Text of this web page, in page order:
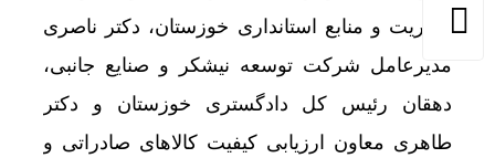
مدیریت و منابع استانداری خوزستان، دکتر ناصری
مدیرعامل شرکت توسعه نیشکر و صنایع جانبی،
دهقان رئیس کل دادگستری خوزستان و دکتر
طاهری معاون ارزیابی کیفیت کالاهای صادراتی و